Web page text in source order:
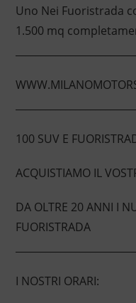
Uno Nei Fuoristrada
1.500 mq
100 SUV E
ACQUISTIAMO IL
DA OLTRE 20 ANNI I
FUORISTRADA
I NOSTRI ORARI: